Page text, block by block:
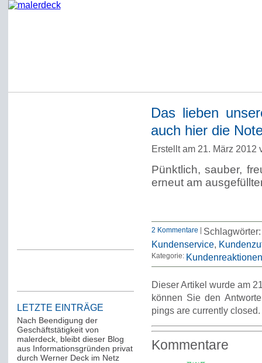
LETZTE EINTRÄGE
Nach Beendigung der
Geschäftstätigkeit von
malerdeck, bleibt dieser Blog
aus Informationsgründen privat
durch Werner Deck im Netz
Das lieben
auch hier die
Erstellt am 21. März 2012
Pünktlich, sauber,
erneut am
2 Kommentare
Kundenservice,
Kategorie: Kundenreaktionen
Dieser Artikel wurde am
können Sie den
pings are currently closed.
Kommentare